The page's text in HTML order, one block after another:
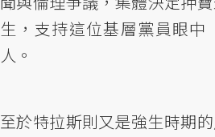
生，支持這位基層黨員眼中
人。
至於特拉斯則又是強生時期